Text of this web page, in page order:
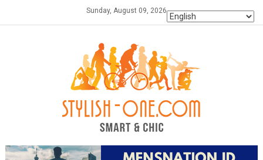
Sunday, August 09, 2026